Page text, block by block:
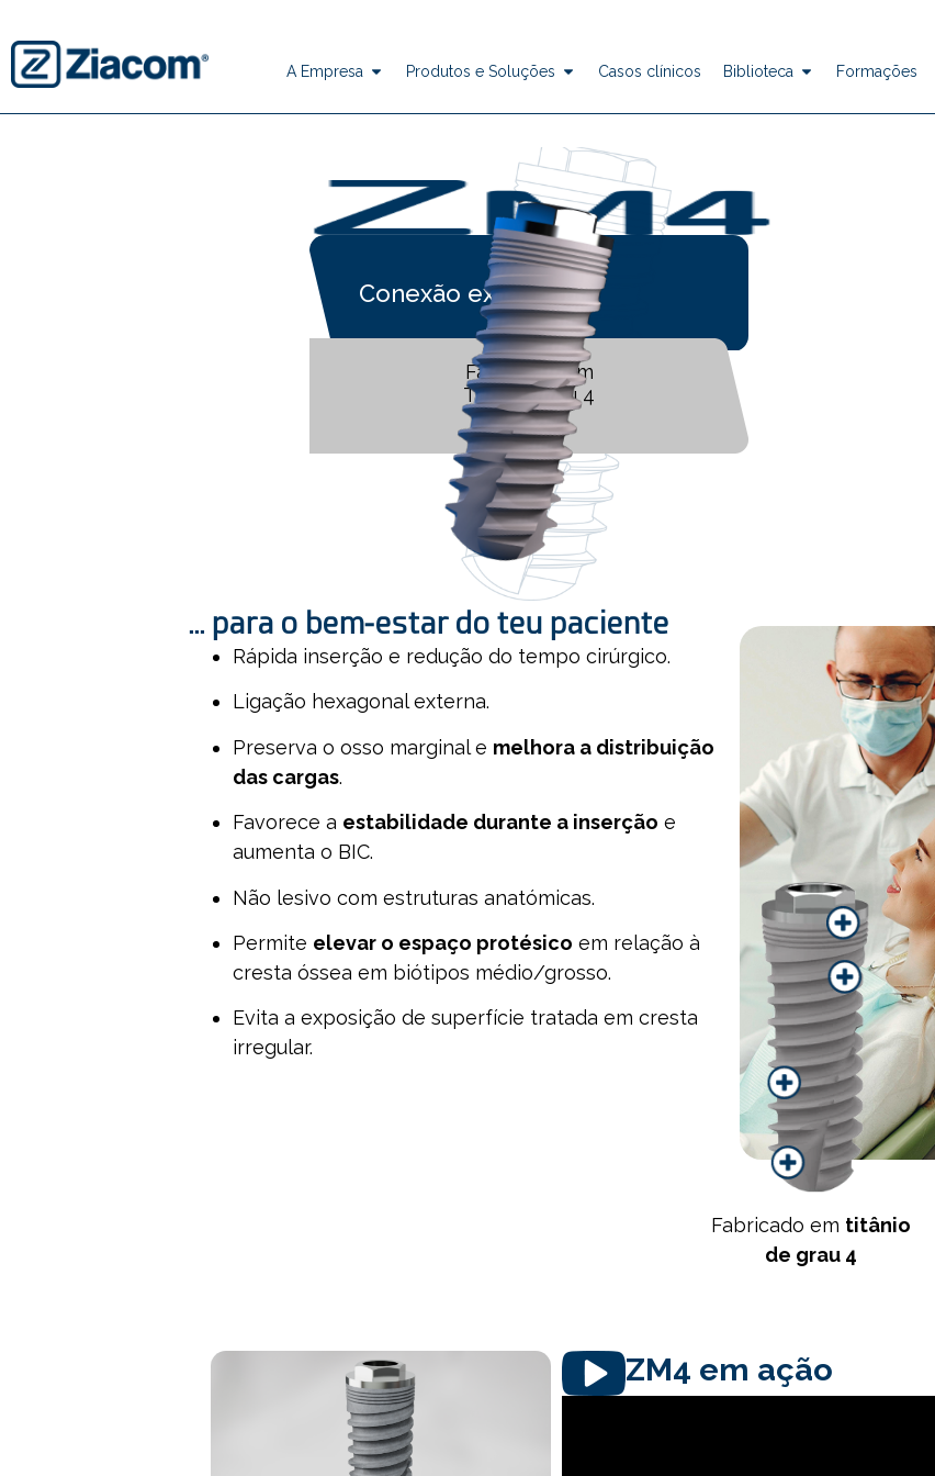
A Empresa Produtos e Soluções Casos clínicos Biblioteca Formações
Conexão externa
Fabricado em
Titânio Grau 4
... para o bem-estar do teu paciente
Rápida inserção e redução do tempo cirúrgico.
Ligação hexagonal externa.
Preserva o osso marginal e melhora a distribuição
das cargas.
Favorece a estabilidade durante a inserção e
aumenta o BIC.
Não lesivo com estruturas anatómicas.
Permite elevar o espaço protésico em relação à
cresta óssea em biótipos médio/grosso.
Evita a exposição de superfície tratada em cresta
irregular.
Fabricado em titânio
de grau 4
ZM4 em ação